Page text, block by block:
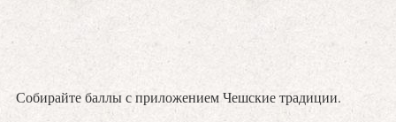
Собирайте баллы с приложением Чешские традиции.